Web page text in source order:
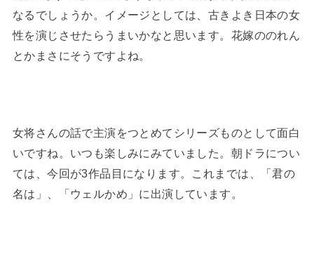
なるでしょうか。イメージとしては、古きよき日本の女
性を演じさせたらうまいかなと思います。花嫁ののれん
とかまさにそうですよね。
女将さんの話で主演をつとめてシリーズものとして面白
いですね。いつも楽しみにみていました。朝ドラについ
ては、今回が3作品目になります。これまでは、「君の
名は」、「ウェルかめ」に出演しています。